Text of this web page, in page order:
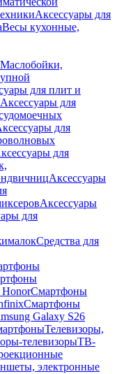
Аксессуары для
Весы кухонные,
Маслобойки,
для плит и
Аксессуары для
для
для
Аксессуары
Аксессуары
для
Средства для
Смартфоны
Смартфоны
Galaxy S26
Телевизоры,
телевизорыТВ-
электронные